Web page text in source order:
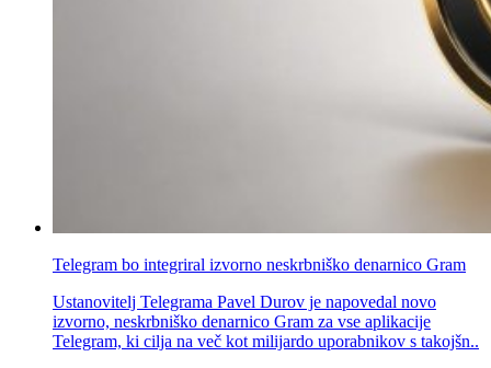
Telegram bo integriral izvorno neskrbniško denarnico Gram
Ustanovitelj Telegrama Pavel Durov je napovedal novo
izvorno, neskrbniško denarnico Gram za vse aplikacije
Telegram, ki cilja na več kot milijardo uporabnikov s takojšn..